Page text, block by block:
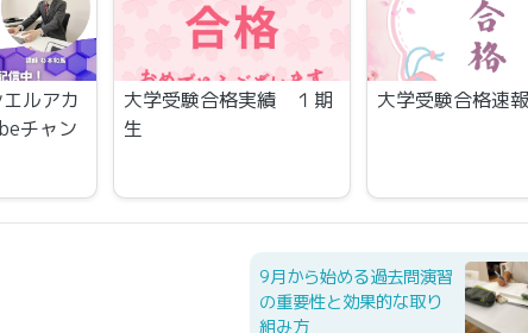
ルアカ
チャン
大学受験合格実績 １期
生
大学受験合格速
9月から始める過去問演習
の重要性と効果的な取り
組み方